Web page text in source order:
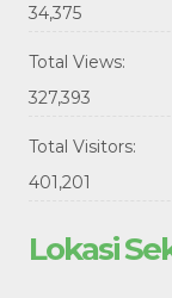
34,375
Total Views:
327,393
Total Visitors:
401,201
Lokasi